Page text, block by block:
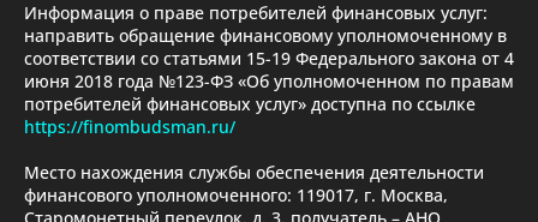
Информация о праве потребителей финансовых услуг:
направить обращение финансовому уполномоченному в
соответствии со статьями 15-19 Федерального закона от 4
июня 2018 года №123-ФЗ «Об уполномоченном по правам
потребителей финансовых услуг» доступна по ссылке
https://finombudsman.ru/
Место нахождения службы обеспечения деятельности
финансового уполномоченного: 119017, г. Москва,